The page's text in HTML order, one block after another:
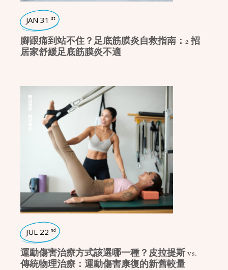
JAN 31 st
腳跟痛到站不住？足底筋膜炎自救指南：2 招
居家舒緩足底筋膜炎不適
瑜珈話題
JUL 22 nd
運動傷害治療方式該選哪一種？皮拉提斯 vs.
傳統物理治療：運動傷害康復的新舊較量